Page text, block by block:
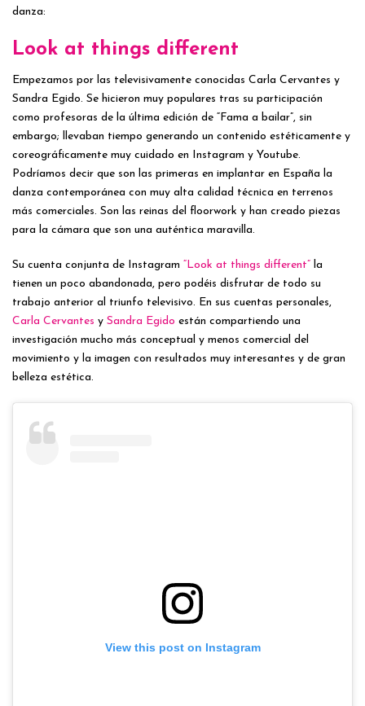
danza:
Look at things different
Empezamos por las televisivamente conocidas Carla Cervantes y
Sandra Egido. Se hicieron muy populares tras su participación
como profesoras de la última edición de “Fama a bailar”, sin
embargo; llevaban tiempo generando un contenido estéticamente y
coreográficamente muy cuidado en Instagram y Youtube.
Podríamos decir que son las primeras en implantar en España la
danza contemporánea con muy alta calidad técnica en terrenos
más comerciales. Son las reinas del floorwork y han creado piezas
para la cámara que son una auténtica maravilla.
Su cuenta conjunta de Instagram “Look at things different” la
tienen un poco abandonada, pero podéis disfrutar de todo su
trabajo anterior al triunfo televisivo. En sus cuentas personales,
Carla Cervantes y Sandra Egido están compartiendo una
investigación mucho más conceptual y menos comercial del
movimiento y la imagen con resultados muy interesantes y de gran
belleza estética.
View this post on Instagram